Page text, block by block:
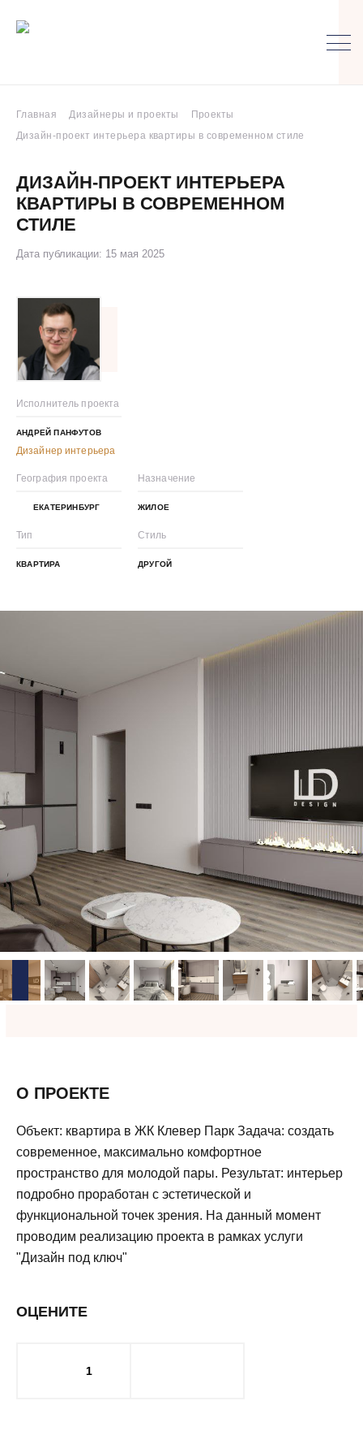
Главная Дизайнеры и проекты
Проекты
Дизайн-проект интерьера квартиры в современном стиле
ДИЗАЙН-ПРОЕКТ ИНТЕРЬЕРА
КВАРТИРЫ В СОВРЕМЕННОМ
СТИЛЕ
Дата публикации: 15 мая 2025
Исполнитель проекта
АНДРЕЙ ПАНФУТОВ
Дизайнер интерьера
География проекта
ЕКАТЕРИНБУРГ
Назначение
ЖИЛОЕ
Тип
КВАРТИРА
Стиль
ДРУГОЙ
О ПРОЕКТЕ
Объект: квартира в ЖК Клевер Парк Задача: создать
современное, максимально комфортное
пространство для молодой пары. Результат: интерьер
подробно проработан с эстетической и
функциональной точек зрения. На данный момент
проводим реализацию проекта в рамках услуги
"Дизайн под ключ"
ОЦЕНИТЕ
1